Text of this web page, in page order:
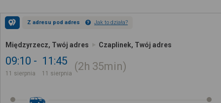
Z adresu pod adres Jak to działa?
Międzyrzecz, Twój adres Czaplinek, Twój adres
09:10
11 sierpnia
11:45
11 sierpnia
2h 35min